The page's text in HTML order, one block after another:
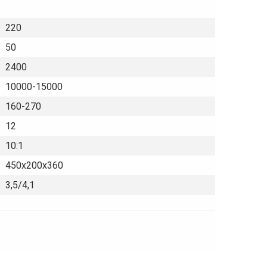
220
50
2400
10000-15000
160-270
12
10:1
450х200х360
3,5/4,1